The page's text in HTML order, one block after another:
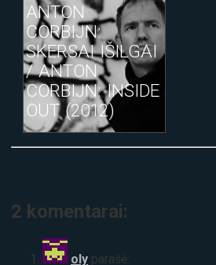
ANTON
CORBIJN:
SKERSAI IŠILGAI
/ ANTON
CORBIJN: INSIDE
OUT (2012)
2 komentarai:
oly parašė: